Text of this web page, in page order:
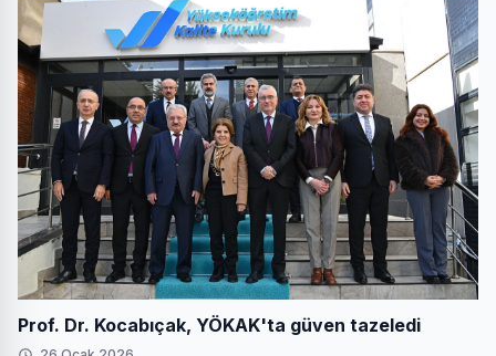
Prof. Dr. Kocabıçak, YÖKAK'ta güven tazeledi